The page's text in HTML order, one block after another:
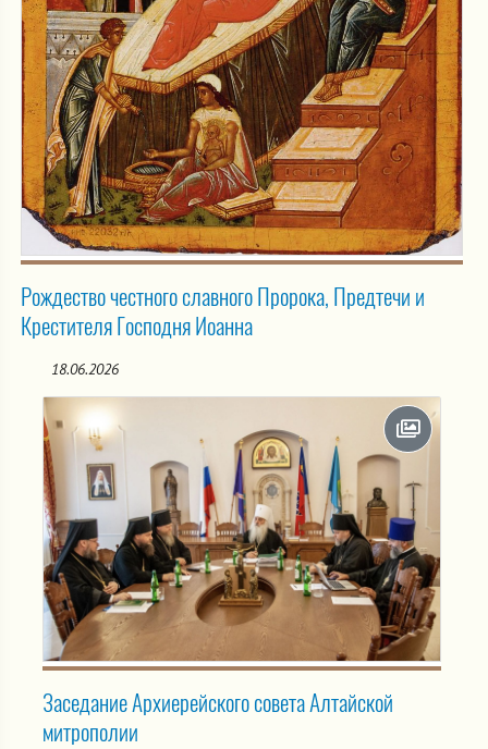
Рождество честного славного Пророка, Предтечи и
Крестителя Господня Иоанна
18.06.2026
Заседание Архиерейского совета Алтайской
митрополии